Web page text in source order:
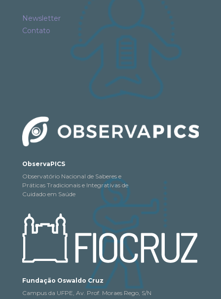
Newsletter
Contato
ObservaPICS
Observatório Nacional de Saberes e
Práticas Tradicionais e Integrativas de
Cuidado em Saúde
Fundação Oswaldo Cruz
Campus da UFPE, Av. Prof. Moraes Rego, S/N